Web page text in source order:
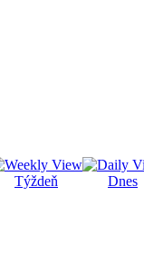
Týždeň Dnes